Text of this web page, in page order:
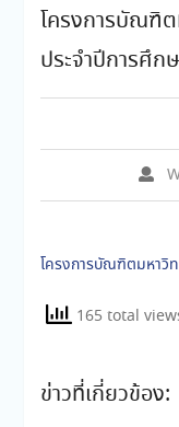
โครงการบัณฑิ
ประจำปีการศึก
โครงการบัณฑิตมหาวิ
165 total
ข่าวที่เกี่ยวข้อง: